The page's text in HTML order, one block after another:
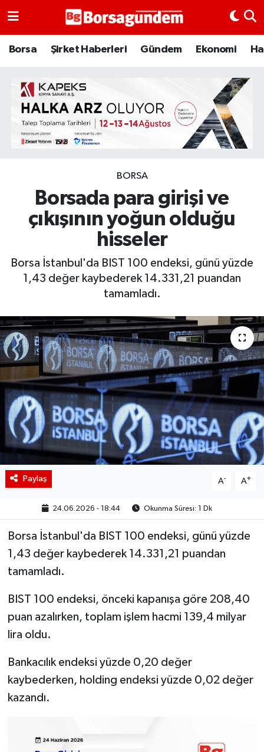
Borsa Şirket Haberleri Gündem Ekonomi
BORSA
Borsada para girişi ve
çıkışının yoğun olduğu
hisseler
Borsa İstanbul'da BIST 100 endeksi, günü yüzde
1,43 değer kaybederek 14.331,21 puandan
tamamladı.
Paylaş A- A+
24.06.2026 - 18:44 Okunma Süresi: 1 Dk
Borsa İstanbul'da BIST 100 endeksi, günü yüzde
1,43 değer kaybederek 14.331,21 puandan
tamamladı.
BIST 100 endeksi, önceki kapanışa göre 208,40
puan azalırken, toplam işlem hacmi 139,4 milyar
lira oldu.
Bankacılık endeksi yüzde 0,20 değer
kaybederken, holding endeksi yüzde 0,02 değer
kazandı.
Borsa
Emtia
Galeri
Bitcoin
Şirket Haberleri
Borsa Gundem
BIST 100 Isı Haritası
Coin Isı Haritası
Ekonomik Takvim
Kiripto Para Piyasası
Gizlilik Sözleşmesi
Hakkımızda
İletişim